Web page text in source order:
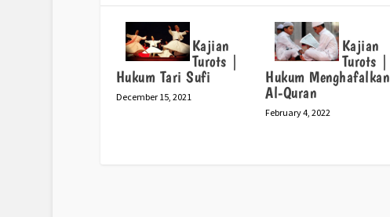
Kajian
Turots |
Hukum Tari Sufi
December 15, 2021
Kajian
Turots |
Hukum Menghafalkan
Al-Quran
February 4, 2022